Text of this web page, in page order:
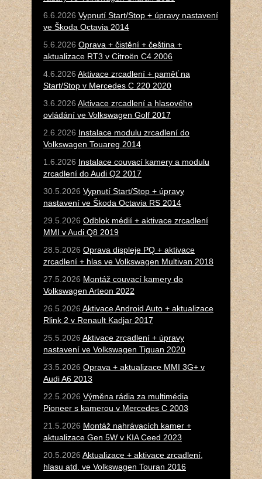
6.6.2026 Vypnutí Start/Stop + úpravy nastavení
ve Škoda Octavia 2014
5.6.2026 Oprava + čistění + čeština +
aktualizace RT3 v Citroën C4 2006
4.6.2026 Aktivace zrcadlení + paměť na
Start/Stop v Mercedes C 220 2020
3.6.2026 Aktivace zrcadlení a hlasového
ovládání ve Volkswagen Golf 2017
2.6.2026 Instalace modulu zrcadlení do
Volkswagen Touareg 2014
1.6.2026 Instalace couvací kamery a modulu
zrcadlení do Audi Q2 2017
30.5.2026 Vypnutí Start/Stop + úpravy
nastavení ve Škoda Octavia RS 2014
29.5.2026 Odblok médií + aktivace zrcadlení
MMI v Audi Q8 2019
28.5.2026 Oprava displeje PQ + aktivace
zrcadlení + hlas ve Volkswagen Multivan 2018
27.5.2026 Montáž couvací kamery do
Volkswagen Arteon 2022
26.5.2026 Aktivace Android Auto + aktualizace
Rlink 2 v Renault Kadjar 2017
25.5.2026 Aktivace zrcadlení + úpravy
nastavení ve Volkswagen Tiguan 2020
23.5.2026 Oprava + aktualizace MMI 3G+ v
Audi A6 2013
22.5.2026 Výměna rádia za multimédia
Pioneer s kamerou v Mercedes C 2003
21.5.2026 Montáž nahrávacích kamer +
aktualizace Gen 5W v KIA Ceed 2023
20.5.2026 Aktualizace + aktivace zrcadlení,
hlasu atd. ve Volkswagen Touran 2016